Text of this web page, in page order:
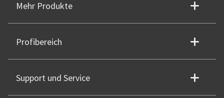
Mehr Produkte
Profibereich
Support und Service